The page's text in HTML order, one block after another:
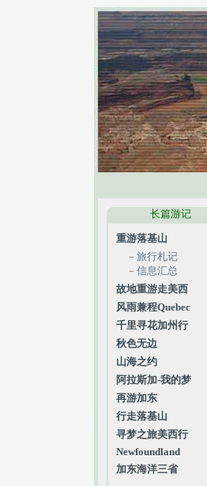
长篇游记
重游落基山
－ 旅行札记
－ 信息汇总
故地重游走美西
风雨兼程Quebec
千里寻花加州行
秋色无边
山海之约
阿拉斯加-我的梦
再游加东
行走落基山
寻梦之旅美西行
Newfoundland
加东海洋三省